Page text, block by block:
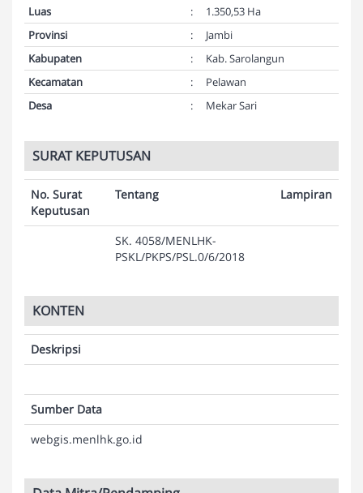
Luas
:
1.350,53 Ha
Provinsi
:
Jambi
Kabupaten
:
Kab. Sarolangun
Kecamatan
:
Pelawan
Desa
: Mekar Sari
SURAT KEPUTUSAN
No. Surat
Keputusan
Tentang Lampiran
SK. 4058/MENLHK-
PSKL/PKPS/PSL.0/6/2018
KONTEN
Deskripsi
Sumber Data
webgis.menlhk.go.id